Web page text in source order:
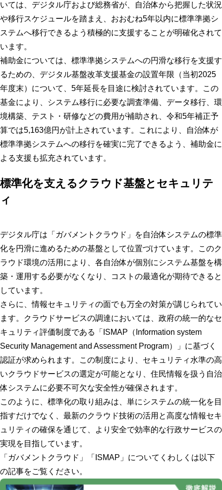
いては、デジタル庁および総務省が、自治体から把握した状況
や移行スケジュールを踏まえ、おおむね5年以内に標準準拠シ
ステムへ移行できるよう積極的に支援することが明確化されて
います。
補助金については、標準準拠システムへの円滑な移行を支援す
るための、デジタル基盤改革支援基金の設置年限（当初2025
年度末）について、5年延長を目途に検討されています。この
基金により、システム移行に必要な調査準備、データ移行、環
境構築、テスト・研修などの費用が補助され、令和5年補正予
算では5,163億円が計上されています。これにより、自治体が
標準準拠システムへの移行を確実に完了できるよう、補助金に
よる支援も拡充されています。
標準化を支えるクラウド基盤とセキュリテ
ィ
デジタル庁は「ガバメントクラウド」を自治体システムの標準
化を円滑に進めるための基盤として位置づけています。このク
ラウド環境の活用により、各自治体が個別にシステム基盤を構
築・運用する必要がなくなり、コストの最適化が期待できると
しています。
さらに、情報セキュリティの面でも万全の対策が講じられてい
ます。クラウドサービスの調達においては、政府の統一的なセ
キュリティ評価制度である「ISMAP（Information system
Security Management and Assessment Program）」に基づく
認証が求められます。この制度により、セキュリティ水準の高
いクラウドサービスの選定が可能となり、住民情報を扱う自治
体システムに必要不可欠な安全性が確保されます。
このように、標準化の取り組みは、単にシステムの統一化を目
指すだけでなく、最新のクラウド技術の活用と高度な情報セキ
ュリティの確保を通じて、より安全で効率的な行政サービスの
実現を目指しています。
「ガバメントクラウド」「ISMAP」についてくわしくは以下
の記事をご覧ください。